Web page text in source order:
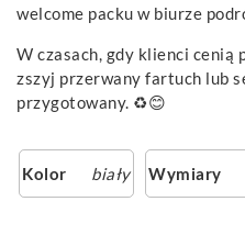
welcome packu w biurze
W czasach, gdy klienci
zszyj przerwany fartuch lub
przygotowany. ♻️😊
Kolor biały Wymiary